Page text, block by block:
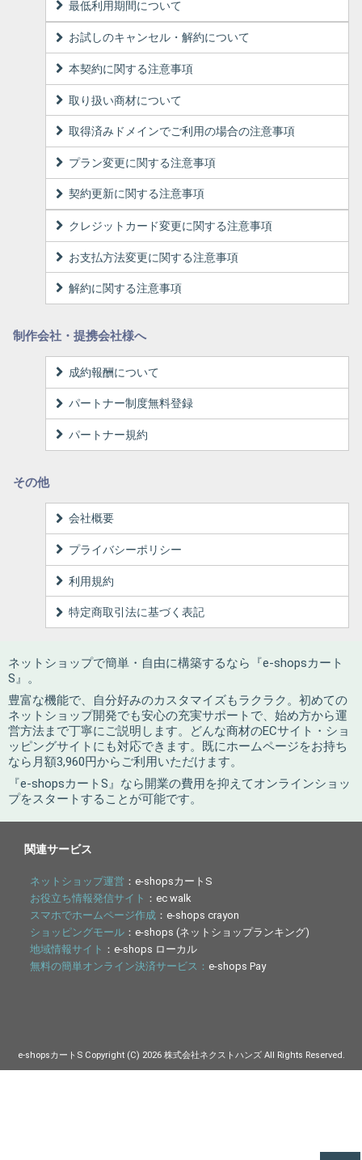
最低利用期間について
お試しのキャンセル・解約について
本契約に関する注意事項
取り扱い商材について
取得済みドメインでご利用の場合の注意事項
プラン変更に関する注意事項
契約更新に関する注意事項
クレジットカード変更に関する注意事項
お支払方法変更に関する注意事項
解約に関する注意事項
制作会社・提携会社様へ
成約報酬について
パートナー制度無料登録
パートナー規約
その他
会社概要
プライバシーポリシー
利用規約
特定商取引法に基づく表記
ネットショップで簡単・自由に構築するなら『e-shopsカート
S』。
豊富な機能で、自分好みのカスタマイズもラクラク。初めての
ネットショップ開発でも安心の充実サポートで、始め方から運
営方法まで丁寧にご説明します。どんな商材のECサイト・ショ
ッピングサイトにも対応できます。既にホームページをお持ち
なら月額3,960円からご利用いただけます。
『e-shopsカートS』なら開業の費用を抑えてオンラインショッ
プをスタートすることが可能です。
関連サービス
ネットショップ運営 ：e-shopsカートS
お役立ち情報発信サイト ：ec walk
スマホでホームページ作成 ：e-shops crayon
ショッピングモール ：e-shops (ネットショップランキング)
地域情報サイト ：e-shops ローカル
無料の簡単オンライン決済サービス：e-shops Pay
e-shopsカートS Copyright (C) 2026 株式会社ネクストハンズ All Rights Reserved.